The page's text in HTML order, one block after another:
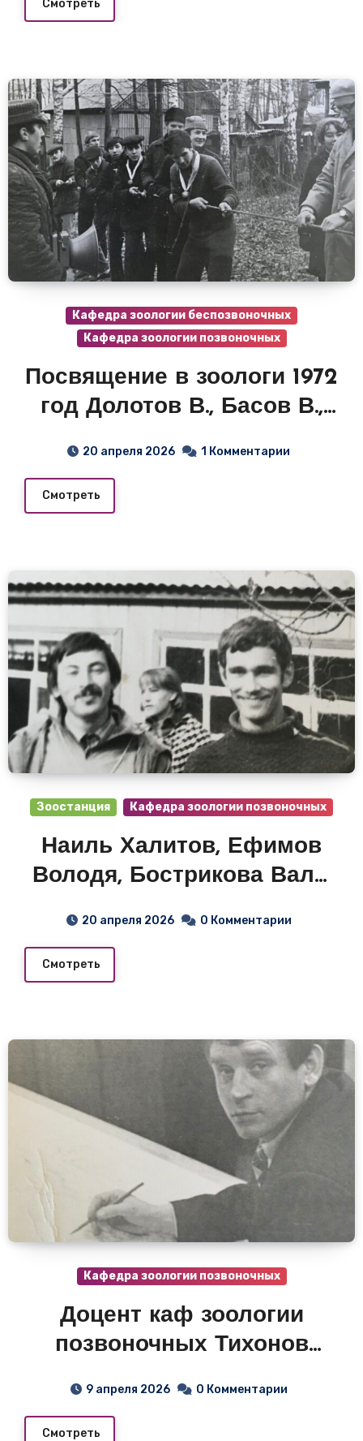
Смотреть
Кафедра зоологии беспозвоночных
Кафедра зоологии позвоночных
Посвящение в зоологи 1972
год Долотов В., Басов В.,
Степанов Ю., Сайфуллин
Р., Нагайцев И.,
Барабанщиков Б.И. 1972 г.
Зоостанция . Посвящение
в зоологи….
20 апреля 2026 1 Комментарии
Смотреть
Зоостанция Кафедра зоологии позвоночных
Наиль Халитов, Ефимов
Володя, Бострикова Валя.
20 апреля 2026 0 Комментарии
Смотреть
Кафедра зоологии позвоночных
Доцент каф зоологии
позвоночных Тихонов
9 апреля 2026 0 Комментарии
Смотреть